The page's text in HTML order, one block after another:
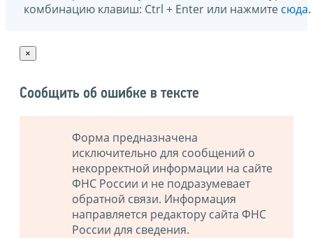
комбинацию клавиш: Ctrl + Enter или нажмите сюда.
×
Сообщить об ошибке в тексте
Форма предназначена
исключительно для сообщений о
некорректной информации на сайте
ФНС России и не подразумевает
обратной связи. Информация
направляется редактору сайта ФНС
России для сведения.